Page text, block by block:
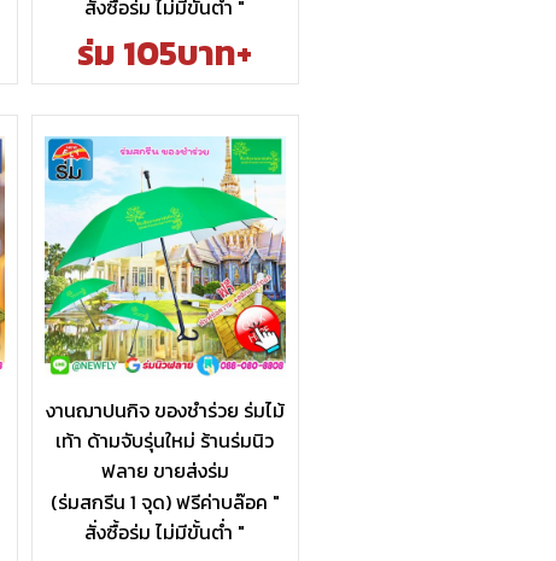
สั่งซื้อร่ม ไม่มีขั้นต่ำ "
ร่ม 105บาท+
งานฌาปนกิจ ของชำร่วย ร่มไม้
เท้า ด้ามจับรุ่นใหม่ ร้านร่มนิว
ฟลาย ขายส่งร่ม
(ร่มสกรีน 1 จุด) ฟรีค่าบล๊อค "
สั่งซื้อร่ม ไม่มีขั้นต่ำ "